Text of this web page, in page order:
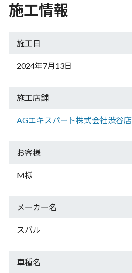
施工情報
施工日
2024年7月13日
施工店舗
AGエキスパート株式会社渋谷店
お客様
M様
メーカー名
スバル
車種名